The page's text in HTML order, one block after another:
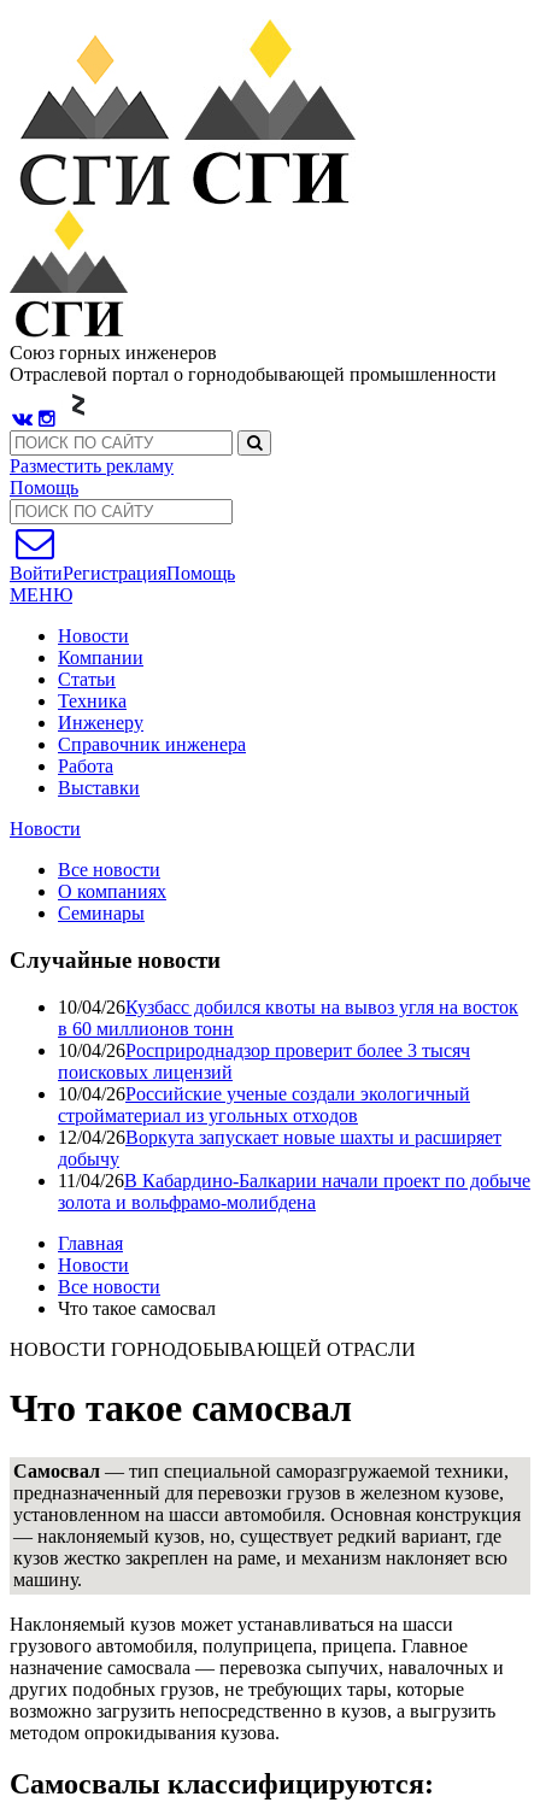
Союз горных инженеров
Отраслевой портал о горнодобывающей промышленности
Разместить рекламу
Помощь
ВойтиРегистрацияПомощь
МЕНЮ
Новости
Компании
Статьи
Техника
Инженеру
Справочник инженера
Работа
Выставки
Новости
Все новости
О компаниях
Семинары
Случайные новости
10/04/26Кузбасс добился квоты на вывоз угля на восток
в 60 миллионов тонн
10/04/26Росприроднадзор проверит более 3 тысяч
поисковых лицензий
10/04/26Российские ученые создали экологичный
стройматериал из угольных отходов
12/04/26Воркута запускает новые шахты и расширяет
добычу
11/04/26В Кабардино-Балкарии начали проект по добыче
золота и вольфрамо-молибдена
Главная
Новости
Все новости
Что такое самосвал
НОВОСТИ ГОРНОДОБЫВАЮЩЕЙ ОТРАСЛИ
Что такое самосвал
Самосвал — тип специальной саморазгружаемой техники,
предназначенный для перевозки грузов в железном кузове,
установленном на шасси автомобиля. Основная конструкция
— наклоняемый кузов, но, существует редкий вариант, где
кузов жестко закреплен на раме, и механизм наклоняет всю
машину.
Наклоняемый кузов может устанавливаться на шасси
грузового автомобиля, полуприцепа, прицепа. Главное
назначение самосвала — перевозка сыпучих, навалочных и
других подобных грузов, не требующих тары, которые
возможно загрузить непосредственно в кузов, а выгрузить
методом опрокидывания кузова.
Самосвалы классифицируются: